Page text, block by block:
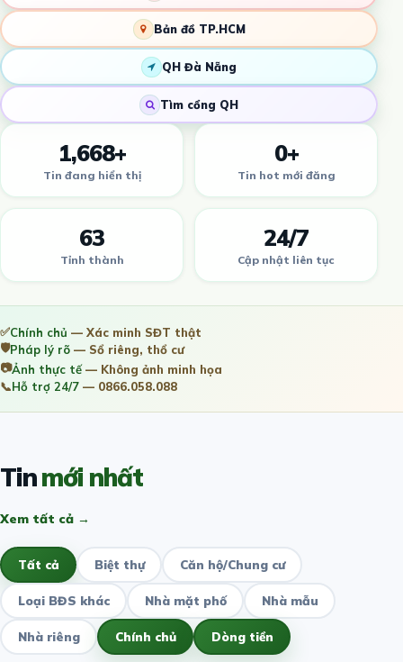
Bản đồ TP.HCM
QH Đà Nẵng
Tìm cổng QH
1,668+
Tin đang hiển thị
0+
Tin hot mới đăng
63
Tỉnh thành
24/7
Cập nhật liên tục
✅Chính chủ — Xác minh SĐT thật
🛡️Pháp lý rõ — Sổ riêng, thổ cư
📷Ảnh thực tế— Không ảnh minh họa
📞Hỗ trợ 24/7 — 0866.058.088
Tinmới nhất
Xem tất cả →
Tất cả Biệt thự Căn hộ/Chung cư
Loại BĐS khác Nhà mặt phố Nhà mẫu
Nhà riêng Chính chủ Dòng tiền